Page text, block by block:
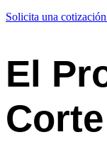
Solicita una
El